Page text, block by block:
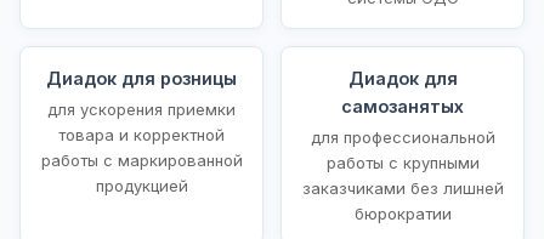
Диадок для розницы
для ускорения приемки
товара и корректной
работы с маркированной
продукцией
Диадок для
самозанятых
для профессиональной
работы с крупными
заказчиками без лишней
бюрократии